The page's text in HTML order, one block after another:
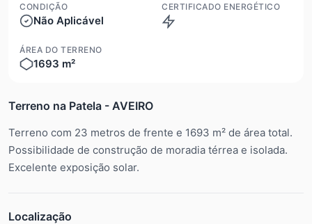
CONDIÇÃO
Não Aplicável
CERTIFICADO ENERGÉTICO
ÁREA DO TERRENO
1693 m²
Terreno na Patela - AVEIRO
Terreno com 23 metros de frente e 1693 m² de área total.
Possibilidade de construção de moradia térrea e isolada.
Excelente exposição solar.
Localização